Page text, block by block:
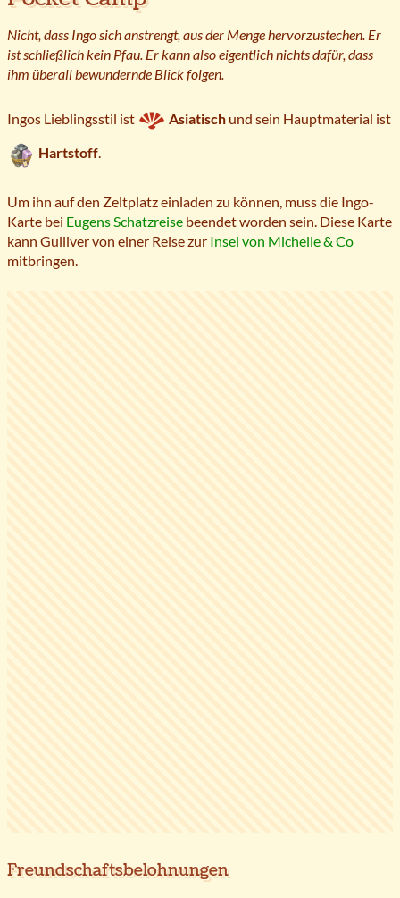
Nicht, dass Ingo sich anstrengt, aus der Menge hervorzustechen. Er
ist schließlich kein Pfau. Er kann also eigentlich nichts dafür, dass
ihm überall bewundernde Blick folgen.
Ingos Lieblingsstil ist Asiatisch und sein Hauptmaterial ist
Hartstoff.
Um ihn auf den Zeltplatz einladen zu können, muss die Ingo-
Karte bei Eugens Schatzreise beendet worden sein. Diese Karte
kann Gulliver von einer Reise zur Insel von Michelle & Co
mitbringen.
Freundschaftsbelohnungen